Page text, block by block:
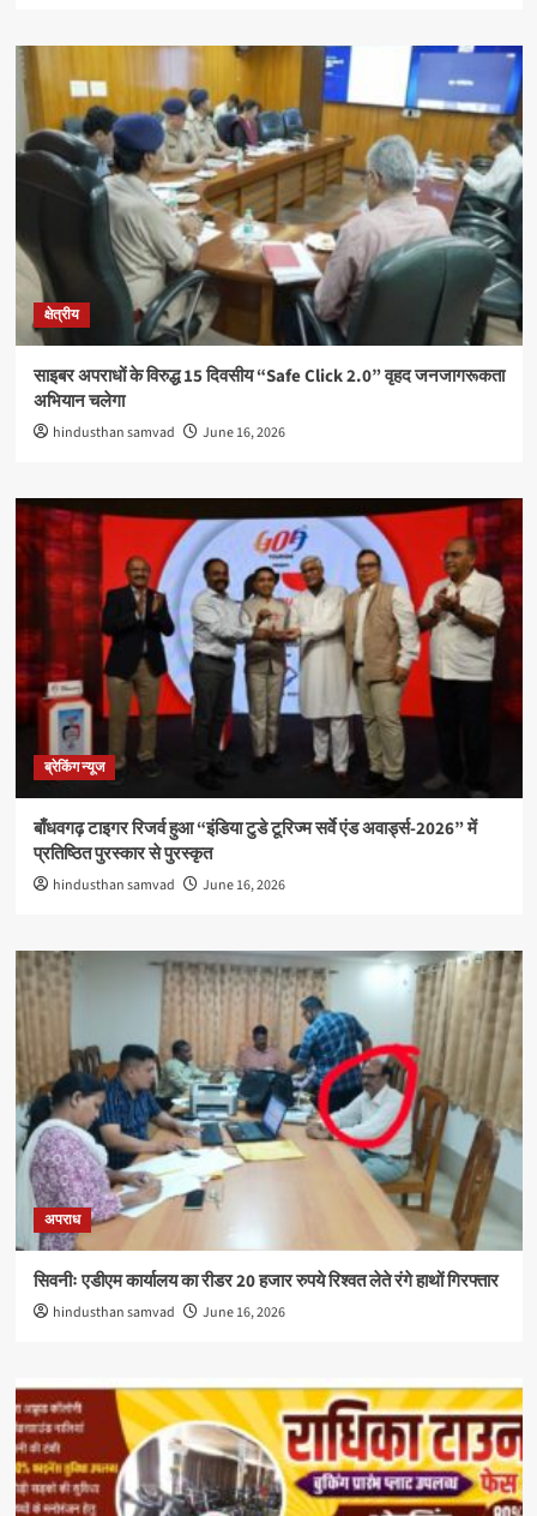
क्षेत्रीय
साइबर अपराधों के विरुद्ध 15 दिवसीय “Safe Click 2.0” वृहद जनजागरूकता
अभियान चलेगा
hindusthan samvad June 16, 2026
ब्रेकिंग न्यूज
बाँधवगढ़ टाइगर रिजर्व हुआ “इंडिया टुडे टूरिज्म सर्वे एंड अवार्ड्स-2026” में
प्रतिष्ठित पुरस्कार से पुरस्कृत
hindusthan samvad June 16, 2026
अपराध
सिवनीः एडीएम कार्यालय का रीडर 20 हजार रुपये रिश्वत लेते रंगे हाथों गिरफ्तार
hindusthan samvad June 16, 2026